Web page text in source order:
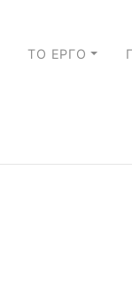
ΤΟ ΕΡΓΟ